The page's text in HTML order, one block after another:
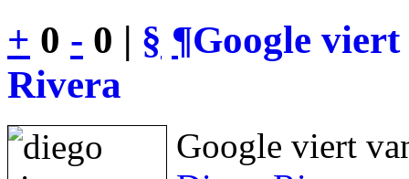
+ 0 - 0 | § ¶Google
Rivera
Google viert